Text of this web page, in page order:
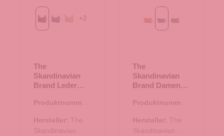
BlackBlue Green
+2
The
Skandinavian
Brand Leder
- Black
Produktnummer:
Hersteller: The
Skandinavian
Cognacblau grün
The
Skandinavian
Brand Damen
Umhängetasche
Produktnummer:
Hersteller: The
Skandinavian